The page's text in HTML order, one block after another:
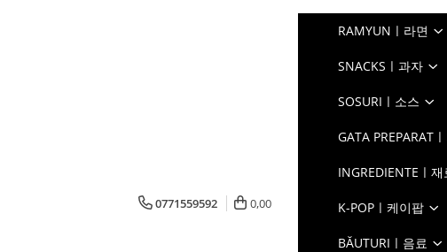
0771559592 0,00
RAMYUNㅣ라면
SNACKSㅣ과자
SOSURIㅣ소스
GATA PREPARAT
INGREDIENTEㅣ재
K-POPㅣ케이팝
BĂUTURIㅣ음료